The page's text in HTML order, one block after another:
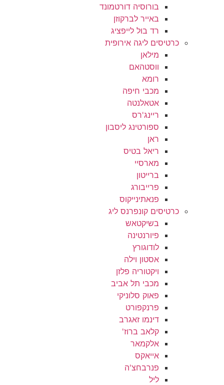
בורוסיה דורטמונד
באייר לברקוזן
רד בול לייפציג
כרטיסים ליגה אירופית
מילאן
ווסטהאם
רומא
מכבי חיפה
אטאלנטה
ריינג'רס
ספורטינג ליסבון
ראן
ריאל בטיס
מארסיי
ברייטון
פרייבורג
פנאתינייקוס
כרטיסים קונפרנס ליג
בשיקטאש
פיורנטינה
לודוגורץ
אסטון וילה
ויקטוריה פלזן
מכבי תל אביב
פאוק סלוניקי
פרנקפורט
דינמו זאגרב
קלאב ברוז'
אלקמאר
אייאקס
פנרבחצ'ה
ליל